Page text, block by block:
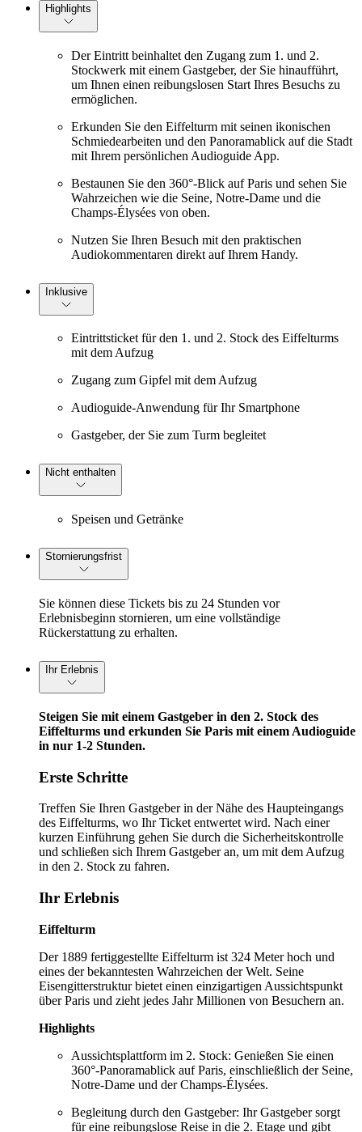
Highlights
Der Eintritt beinhaltet den Zugang zum 1. und 2.
Stockwerk mit einem Gastgeber, der Sie hinaufführt,
um Ihnen einen reibungslosen Start Ihres Besuchs zu
ermöglichen.
Erkunden Sie den Eiffelturm mit seinen ikonischen
Schmiedearbeiten und den Panoramablick auf die Stadt
mit Ihrem persönlichen Audioguide App.
Bestaunen Sie den 360°-Blick auf Paris und sehen Sie
Wahrzeichen wie die Seine, Notre-Dame und die
Champs-Élysées von oben.
Nutzen Sie Ihren Besuch mit den praktischen
Audiokommentaren direkt auf Ihrem Handy.
Inklusive
Eintrittsticket für den 1. und 2. Stock des Eiffelturms
mit dem Aufzug
Zugang zum Gipfel mit dem Aufzug
Audioguide-Anwendung für Ihr Smartphone
Gastgeber, der Sie zum Turm begleitet
Nicht enthalten
Speisen und Getränke
Stornierungsfrist
Sie können diese Tickets bis zu 24 Stunden vor
Erlebnisbeginn stornieren, um eine vollständige
Rückerstattung zu erhalten.
Ihr Erlebnis
Steigen Sie mit einem Gastgeber in den 2. Stock des
Eiffelturms und erkunden Sie Paris mit einem Audioguide
in nur 1-2 Stunden.
Erste Schritte
Treffen Sie Ihren Gastgeber in der Nähe des Haupteingangs
des Eiffelturms, wo Ihr Ticket entwertet wird. Nach einer
kurzen Einführung gehen Sie durch die Sicherheitskontrolle
und schließen sich Ihrem Gastgeber an, um mit dem Aufzug
in den 2. Stock zu fahren.
Ihr Erlebnis
Eiffelturm
Der 1889 fertiggestellte Eiffelturm ist 324 Meter hoch und
eines der bekanntesten Wahrzeichen der Welt. Seine
Eisengitterstruktur bietet einen einzigartigen Aussichtspunkt
über Paris und zieht jedes Jahr Millionen von Besuchern an.
Highlights
Aussichtsplattform im 2. Stock: Genießen Sie einen
360°-Panoramablick auf Paris, einschließlich der Seine,
Notre-Dame und der Champs-Élysées.
Begleitung durch den Gastgeber: Ihr Gastgeber sorgt
für eine reibungslose Reise in die 2. Etage und gibt